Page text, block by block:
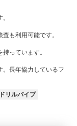
も利用可能です。
っています。
。長年協力しているフ
リルパイプ